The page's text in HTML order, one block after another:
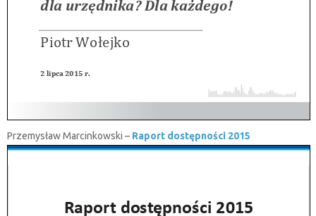
Przemysław Marcinkowski – Raport dostępności 2015